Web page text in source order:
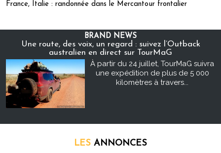
France, Italie : randonnée dans le Mercantour frontalier
BRAND NEWS
Une route, des voix, un regard : suivez l’Outback
australien en direct sur TourMaG
À partir du 24 juillet, TourMaG suivra
une expédition de plus de 5 000
kilomètres à travers...
LES ANNONCES